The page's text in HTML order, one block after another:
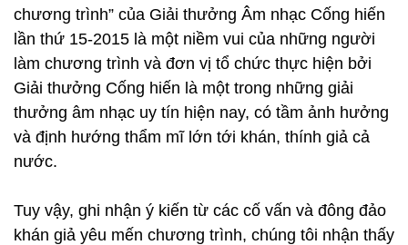
chương trình” của Giải thưởng Âm nhạc Cống hiến
lần thứ 15-2015 là một niềm vui của những người
làm chương trình và đơn vị tổ chức thực hiện bởi
Giải thưởng Cống hiến là một trong những giải
thưởng âm nhạc uy tín hiện nay, có tầm ảnh hưởng
và định hướng thẩm mĩ lớn tới khán, thính giả cả
nước.
Tuy vậy, ghi nhận ý kiến từ các cố vấn và đông đảo
khán giả yêu mến chương trình, chúng tôi nhận thấy